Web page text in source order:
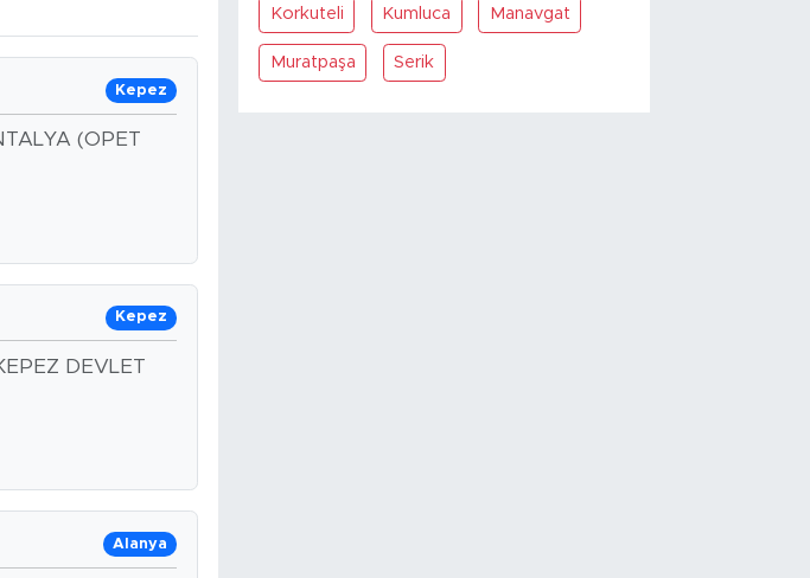
Kepez
(OPET
Kepez
DEVLET
Alanya
Korkuteli Kumluca Manavgat
Muratpaşa Serik